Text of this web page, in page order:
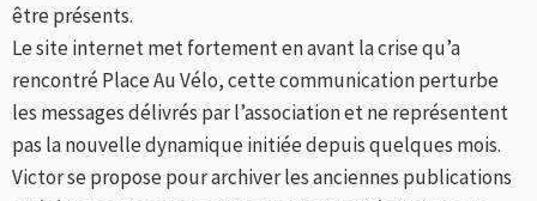
être présents.
Le site internet met fortement en avant la crise qu’a
rencontré Place Au Vélo, cette communication perturbe
les messages délivrés par l’association et ne représentent
pas la nouvelle dynamique initiée depuis quelques mois.
Victor se propose pour archiver les anciennes publications